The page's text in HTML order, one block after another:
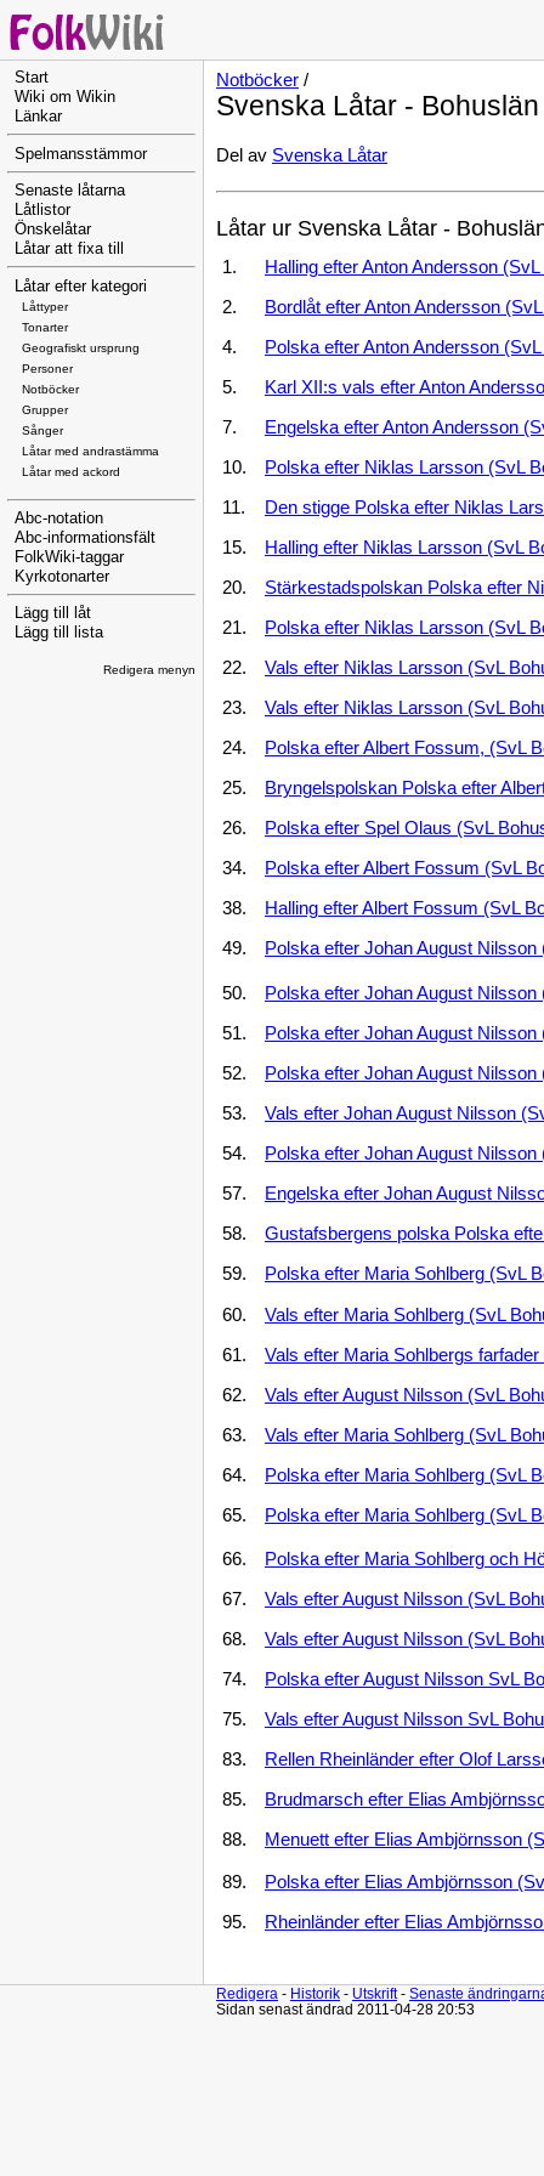
Start
Wiki om Wikin
Länkar
Spelmansstämmor
Senaste låtarna
Låtlistor
Önskelåtar
Låtar att fixa till
Låtar efter kategori
Låttyper
Tonarter
Geografiskt ursprung
Personer
Notböcker
Grupper
Sånger
Låtar med andrastämma
Låtar med ackord
Abc-notation
Abc-informationsfält
FolkWiki-taggar
Kyrkotonarter
Lägg till låt
Lägg till lista
Redigera menyn
Notböcker /
Svenska Låtar - Bohuslän
Del av Svenska Låtar
Låtar ur Svenska Låtar -
1. Halling efter Anton Andersson
2. Bordlåt efter Anton Andersson
4. Polska efter Anton Andersson
5. Karl XII:s vals efter Anton
7. Engelska efter Anton Andersson
10. Polska efter Niklas Larsson (SvL
11. Den stigge Polska efter Niklas
15. Halling efter Niklas Larsson (SvL
20. Stärkestadspolskan Polska efter
21. Polska efter Niklas Larsson (SvL
22. Vals efter Niklas Larsson (SvL
23. Vals efter Niklas Larsson (SvL
24. Polska efter Albert Fossum, (SvL
25. Bryngelspolskan Polska efter
26. Polska efter Spel Olaus (SvL
34. Polska efter Albert Fossum (SvL
38. Halling efter Albert Fossum (SvL
49. Polska efter Johan August Nilsson
50. Polska efter Johan August Nilsson
51. Polska efter Johan August Nilsson
52. Polska efter Johan August Nilsson
53. Vals efter Johan August Nilsson
54. Polska efter Johan August Nilsson
57. Engelska efter Johan August
58. Gustafsbergens polska Polska
59. Polska efter Maria Sohlberg (SvL
60. Vals efter Maria Sohlberg (SvL
61. Vals efter Maria Sohlbergs
62. Vals efter August Nilsson (SvL
63. Vals efter Maria Sohlberg (SvL
64. Polska efter Maria Sohlberg (SvL
65. Polska efter Maria Sohlberg (SvL
66. Polska efter Maria Sohlberg och
67. Vals efter August Nilsson (SvL
68. Vals efter August Nilsson (SvL
74. Polska efter August Nilsson SvL
75. Vals efter August Nilsson SvL
83. Rellen Rheinländer efter Olof
85. Brudmarsch efter Elias
88. Menuett efter Elias Ambjörnsson
89. Polska efter Elias Ambjörnsson
95. Rheinländer efter Elias
Redigera - Historik - Utskrift- Senaste
Sidan senast ändrad 2011-04-28 20:53